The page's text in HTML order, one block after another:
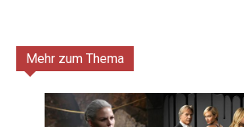
Mehr zum Thema